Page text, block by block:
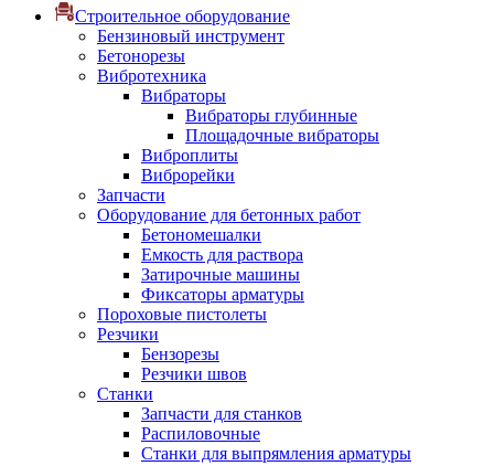
Строительное оборудование
Бензиновый инструмент
Бетонорезы
Вибротехника
Вибраторы
Вибраторы глубинные
Площадочные вибраторы
Виброплиты
Виброрейки
Запчасти
Оборудование для бетонных работ
Бетономешалки
Емкость для раствора
Затирочные машины
Фиксаторы арматуры
Пороховые пистолеты
Резчики
Бензорезы
Резчики швов
Станки
Запчасти для станков
Распиловочные
Станки для выпрямления арматуры